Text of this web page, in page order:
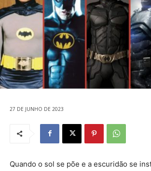
27 DE JUNHO DE 2023
Quando o sol se põe e a escuridão se